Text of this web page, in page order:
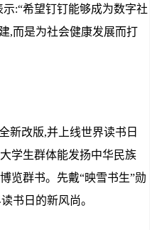
:“希望钉钉能够成为数字社
,而是为社会健康发展而打
新改版,并上线世界读书日
学生群体能发扬中华民族
览群书。先戴“映雪书生”勋
书日的新风尚。